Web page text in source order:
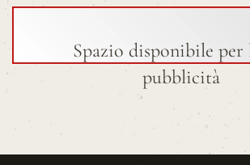
Spazio disponibile per
pubblicità